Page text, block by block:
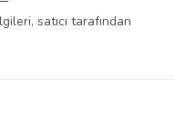
satıcı tarafından